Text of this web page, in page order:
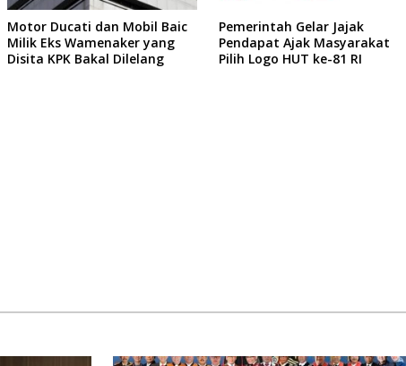
Motor Ducati dan Mobil Baic
Milik Eks Wamenaker yang
Disita KPK Bakal Dilelang
Pemerintah Gelar Jajak
Pendapat Ajak Masyarakat
Pilih Logo HUT ke-81 RI